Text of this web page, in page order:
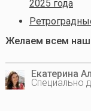
2025 года
Желаем всем
Екатерина
Специально